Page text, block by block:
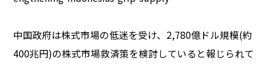
中国政府は株式市場の低迷を受け、2,780億ドル規模(約
400兆円)の株式市場救済策を検討していると報じられて